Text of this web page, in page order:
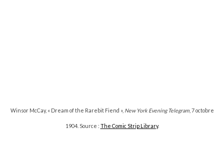
Winsor McCay, « Dream of the Rarebit Fiend », New York Evening Telegram, 7 octobre
1904. Source : The Comic Strip Library.